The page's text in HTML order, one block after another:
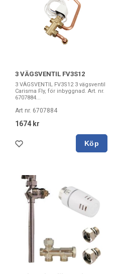
3 VÄGSVENTIL FV3S12
3 VÄGSVENTIL FV3S12 3 vägsventil
Carisma Fly, för inbyggnad. Art. nr.
6707884...
Art nr. 6707884
1674 kr
Köp